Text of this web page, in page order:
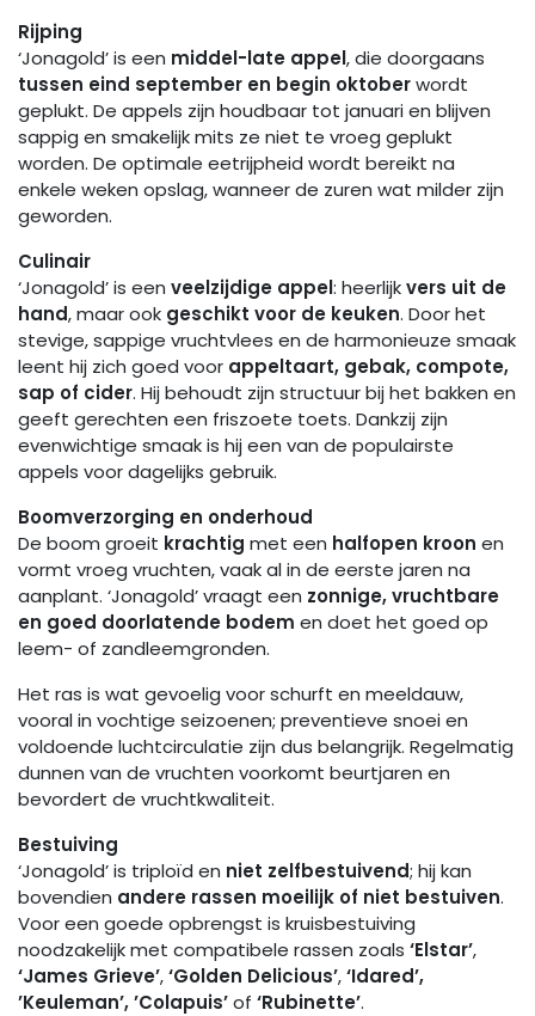
Rijping
‘Jonagold’ is een middel-late appel, die doorgaans
tussen eind september en begin oktoberwordt
geplukt. De appels zijn houdbaar tot januari en blijven
sappig en smakelijk mits ze niet te vroeg geplukt
worden. De optimale eetrijpheid wordt bereikt na
enkele weken opslag, wanneer de zuren wat milder zijn
geworden.
Culinair
‘Jonagold’ is een veelzijdige appel: heerlijkvers uit de
hand, maar ook geschikt voor de keuken. Door het
stevige, sappige vruchtvlees en de harmonieuze smaak
leent hij zich goed voor appeltaart, gebak, compote,
sap of cider. Hij behoudt zijn structuur bij het bakken en
geeft gerechten een friszoete toets. Dankzij zijn
evenwichtige smaak is hij een van de populairste
appels voor dagelijks gebruik.
Boomverzorging en onderhoud
De boom groeit krachtig met een halfopen kroon en
vormt vroeg vruchten, vaak al in de eerste jaren na
aanplant. ‘Jonagold’ vraagt een zonnige, vruchtbare
en goed doorlatende bodem en doet het goed op
leem- of zandleemgronden.
Het ras is wat gevoelig voor schurft en meeldauw,
vooral in vochtige seizoenen; preventieve snoei en
voldoende luchtcirculatie zijn dus belangrijk. Regelmatig
dunnen van de vruchten voorkomt beurtjaren en
bevordert de vruchtkwaliteit.
Bestuiving
‘Jonagold’ is triploïd en niet zelfbestuivend; hij kan
bovendien andere rassen moeilijk of niet bestuiven.
Voor een goede opbrengst is kruisbestuiving
noodzakelijk met compatibele rassen zoals ‘Elstar’,
‘James Grieve’,‘Golden Delicious’,‘Idared’,
’Keuleman’,’Colapuis’of ‘Rubinette’.